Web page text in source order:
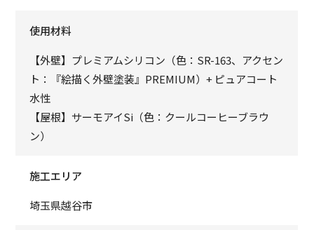
使用材料
【外壁】プレミアムシリコン（色：SR-163、アクセン
ト：『絵描く外壁塗装』PREMIUM）+ ピュアコート
水性
【屋根】サーモアイSi（色：クールコーヒーブラウ
ン）
施工エリア
埼玉県越谷市